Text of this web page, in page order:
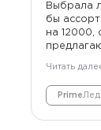
Выбрала
бы
на 12000,
отмечая,
Читать
Prime